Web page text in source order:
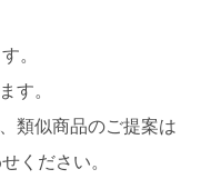
。
す。
類似商品のご提案は
ください。